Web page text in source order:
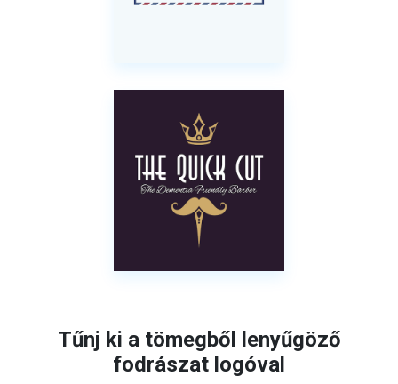
Tűnj ki a tömegből lenyűgöző
fodrászat logóval